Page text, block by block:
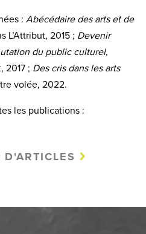
: Abécédaire des arts et de
L’Attribut, 2015 ; Devenir
du public culturel,
2017 ; Des cris dans les arts
volée, 2022.
les publications :
D'ARTICLES